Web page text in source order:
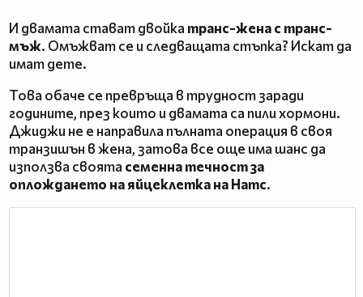
И двамата стават двойка транс-жена с транс-
мъж. Омъжват се и следващата стъпка? Искат да
имат дете.
Това обаче се превръща в трудност заради
годините, през които и двамата са пили хормони.
Джиджи не е направила пълната операция в своя
транзишън в жена, затова все още има шанс да
използва своята семенна течност за
оплождането на яйцеклетка на Натс.